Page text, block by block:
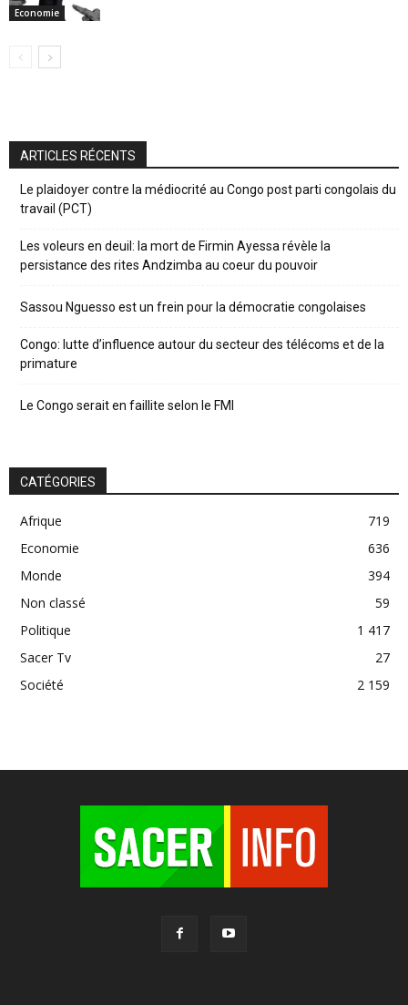
Economie
ARTICLES RÉCENTS
Le plaidoyer contre la médiocrité au Congo post parti congolais du
travail (PCT)
Les voleurs en deuil: la mort de Firmin Ayessa révèle la
persistance des rites Andzimba au coeur du pouvoir
Sassou Nguesso est un frein pour la démocratie congolaises
Congo: lutte d’influence autour du secteur des télécoms et de la
primature
Le Congo serait en faillite selon le FMI
CATÉGORIES
Afrique
719
Economie
636
Monde
394
Non classé
59
Politique
1 417
Sacer Tv
27
Société
2 159